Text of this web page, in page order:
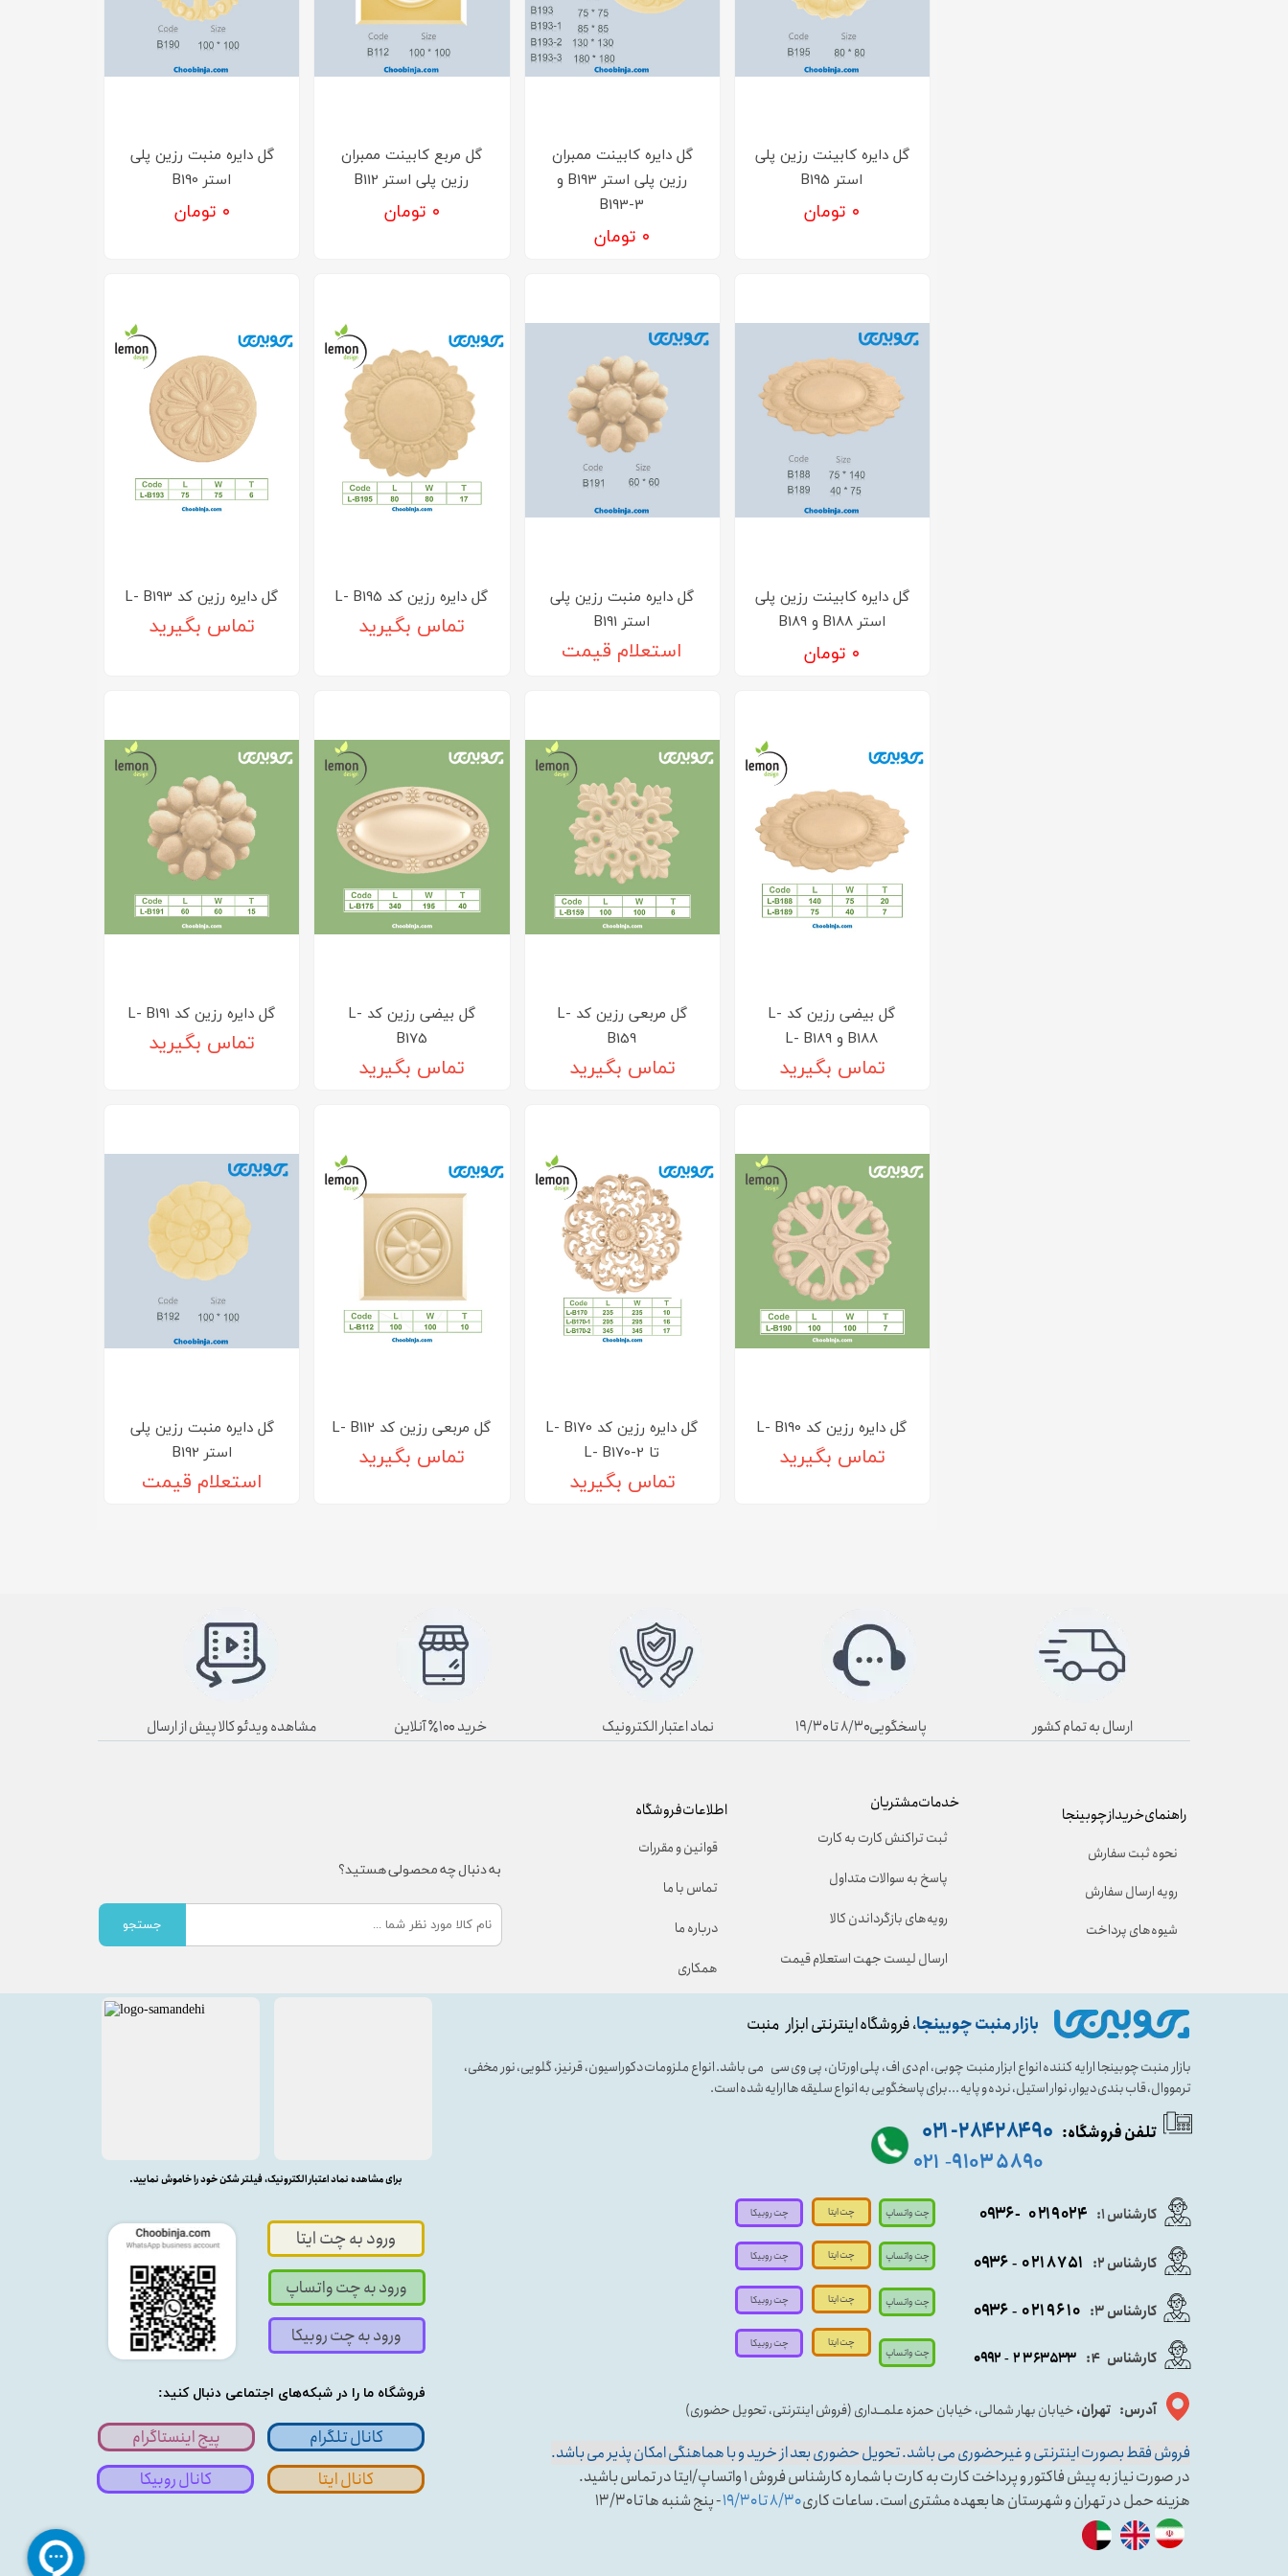
گل دایره کابینت رزین پلی
استر B195
۰ تومان
گل دایره کابینت ممبران
رزین پلی استر B193 و
B193-3
۰ تومان
گل مربع کابینت ممبران
رزین پلی استر B112
۰ تومان
گل دایره منبت رزین پلی
استر B190
۰ تومان
گل دایره کابینت رزین پلی
استر B188 و B189
۰ تومان
گل دایره منبت رزین پلی
استر B191
استعلام قیمت
گل دایره رزین کد L- B195
تماس بگیرید
گل دایره رزین کد L- B193
تماس بگیرید
گل بیضی رزین کد L-
B188 و L- B189
تماس بگیرید
گل مربعی رزین کد L-
B159
تماس بگیرید
گل بیضی رزین کد L-
B175
تماس بگیرید
گل دایره رزین کد L- B191
تماس بگیرید
گل دایره رزین کد L- B190
تماس بگیرید
گل دایره رزین کد L- B170
تا L- B170-2
تماس بگیرید
گل مربعی رزین کد L- B112
تماس بگیرید
گل دایره منبت رزین پلی
استر B192
استعلام قیمت
بازار منبت چوبینجا، فروشگاه اینترنتی ابزار منبت
فروشگاه ما را در شبکه‌های اجتماعی دنبال کنید:
بازار منبت چوبینجا ارایه کننده انواع ابزار منبت چوبی، ام دی اف، پلی اورتان، پی وی سی می باشد. انواع ملزومات دکوراسیون، قرنیز، گلویی، نور مخفی،
ترمووال، قاب بندی دیوار، نوار استیل، نرده و پایه ...برای پاسخگویی به انواع سلیقه ها ارایه شده است.
کارشناس ۱: ۰۲۱۹۰۲۴ - ۰۹۳۶
آدرس: تهران،خیابان بهار شمالی، خیابان حمزه علمــداری (فروش اینترنتی، تحویل حضوری)
ورود به چت ایتا
ورود به چت واتساپ
تلفن فروشگاه: ۹۰ ۲۸۴ ۲۸۴- ۰۲۱
۵۸۹۰ ۹۱۰۳ -۰۲۱
کارشناس ۳: ۰۲۱۹۶۱۰ -۰۹۳۶
فروش فقط بصورت اینترنتی و غیرحضوری می باشد. تحویل حضوری بعد از خرید و با هماهنگی امکان پذیر می باشد.
در صورت نیاز به پیش فاکتور و پرداخت کارت به کارت با شماره کارشناس فروش ۱ واتساپ/ایتا در تماس باشید.
هزینه حمل در تهران و شهرستان ها بعهده مشتری است. ساعات کاری۸/۳۰ تا ۱۹/۳۰ - پنج شنبه ها تا ۱۳/۳۰
برای مشاهده نماد اعتبار الکترونیک، فیلتر شکن خود را خاموش نمایید.
پیج اینستاگرام کانال تلگرام
کارشناس ۲: ۰۲۱۸۷۵۱ - ۰۹۳۶
کانال ایتا کانال روبیکا
ورود به چت روبیکا
کارشناس 4
: ۲۳۶۳۵۳۳ - ۰۹۹۲
چت واتساپ
چت واتساپ
چت واتساپ
چت واتساپ
چت ایتا
چت ایتا
چت ایتا
چت ایتا
چت روبیکا
چت روبیکا
چت روبیکا
چت روبیکا
راهنمای خرید از چوبینجا
نحوه ثبت سفارش
رویه ارسال سفارش
شیوه‌های پرداخت
خدمات مشتریان
ثبت تراکنش کارت به کارت
پاسخ به سوالات متداول
رویه‌های بازگرداندن کالا
ارسال لیست جهت استعلام قیمت
اطلاعات فروشگاه
قوانین و مقررات
تماس با ما
درباره ما
همکاری
به دنبال چه محصولی هستید؟
جستجو
ارسال به تمام کشور پاسخگویی۸/۳۰ تا ۱۹/۳۰ نماد اعتبار الکترونیک خرید ۱۰۰٪ آنلاین مشاهده ویدئو کالا پیش از ارسال